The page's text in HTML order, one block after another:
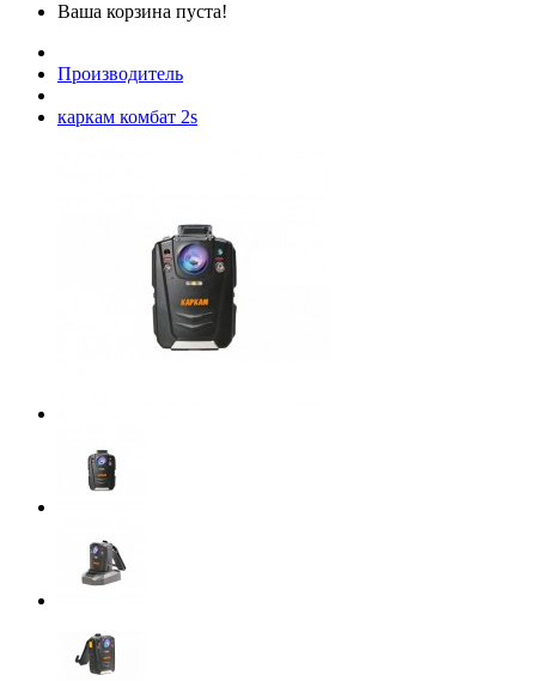
Ваша корзина пуста!
Производитель
каркам комбат 2s